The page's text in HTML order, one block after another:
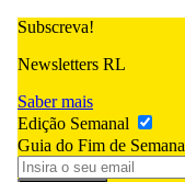
Subscreva!
Newsletters RL
Saber mais
Edição Semanal
Guia do Fim de Semana